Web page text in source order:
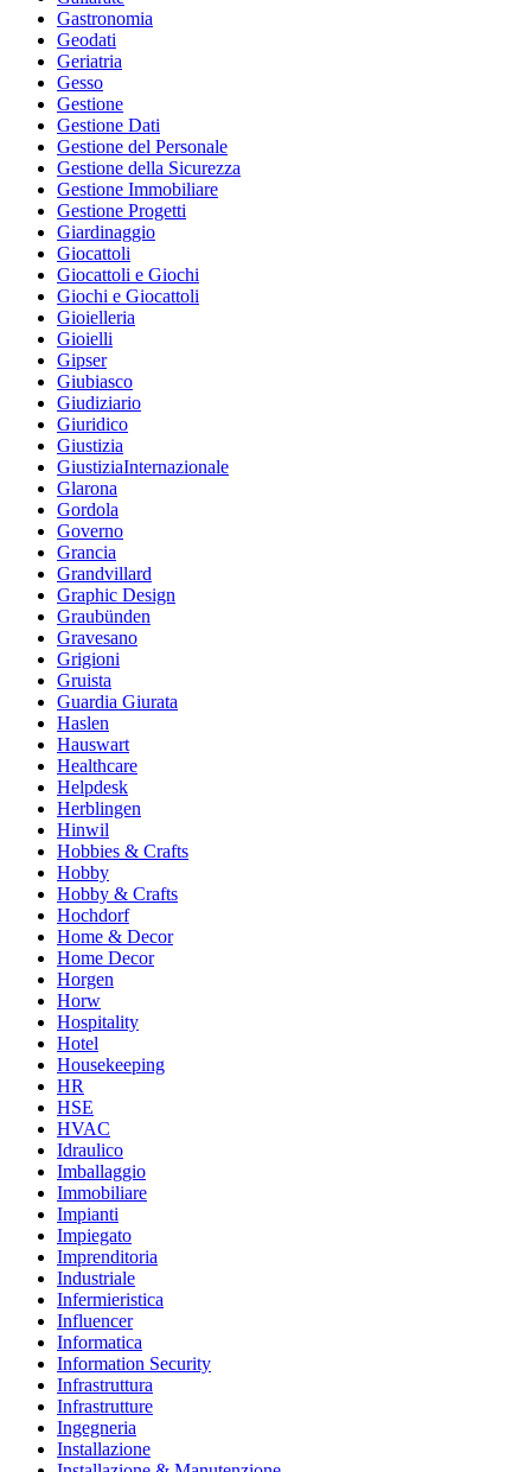
Gastronomia
Geodati
Geriatria
Gesso
Gestione
Gestione Dati
Gestione del Personale
Gestione della Sicurezza
Gestione Immobiliare
Gestione Progetti
Giardinaggio
Giocattoli
Giocattoli e Giochi
Giochi e Giocattoli
Gioielleria
Gioielli
Gipser
Giubiasco
Giudiziario
Giuridico
Giustizia
GiustiziaInternazionale
Glarona
Gordola
Governo
Grancia
Grandvillard
Graphic Design
Graubünden
Gravesano
Grigioni
Gruista
Guardia Giurata
Haslen
Hauswart
Healthcare
Helpdesk
Herblingen
Hinwil
Hobbies & Crafts
Hobby
Hobby & Crafts
Hochdorf
Home & Decor
Home Decor
Horgen
Horw
Hospitality
Hotel
Housekeeping
HR
HSE
HVAC
Idraulico
Imballaggio
Immobiliare
Impianti
Impiegato
Imprenditoria
Industriale
Infermieristica
Influencer
Informatica
Information Security
Infrastruttura
Infrastrutture
Ingegneria
Installazione